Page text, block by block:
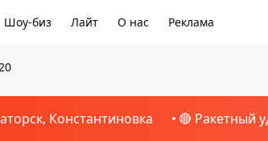
Шоу-биз Лайт О нас Реклама
Константиновка 🔴 Ракетный